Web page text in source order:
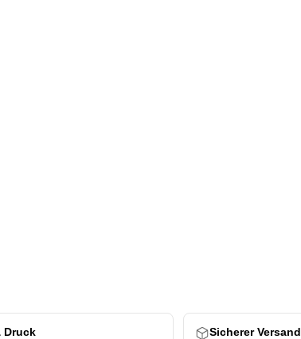
Druck Sicherer Versand